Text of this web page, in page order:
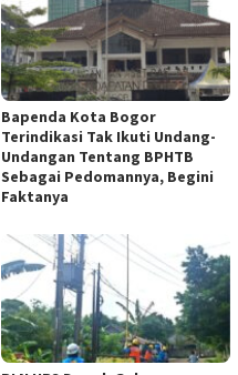
Bapenda Kota Bogor
Terindikasi Tak Ikuti Undang-
Undangan Tentang BPHTB
Sebagai Pedomannya, Begini
Faktanya